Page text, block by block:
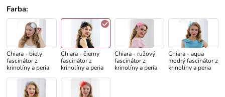
Farba:
Chiara - biely
fascinátor z
krinolíny a peria
Chiara - čierny
fascinátor z
krinolíny a peria
Chiara - ružový
fascinátor z
krinolíny a peria
Chiara - aqua
modrý fascinátor z
krinolíny a peria